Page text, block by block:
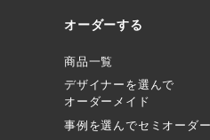
オーダーする
商品一覧
デザイナーを選んで
オーダーメイド
事例を選んでセミオーダー